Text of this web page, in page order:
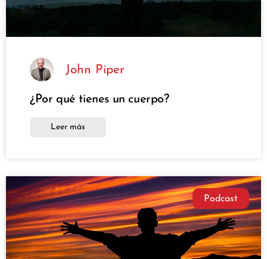
John Piper
¿Por qué tienes un cuerpo?
Leer más
Podcast